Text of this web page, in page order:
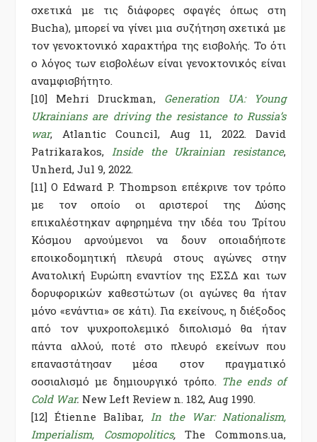
σχετικά με τις διάφορες σφαγές όπως στη
Bucha), μπορεί να γίνει μια συζήτηση σχετικά με
τον γενοκτονικό χαρακτήρα της εισβολής. Το ότι
ο λόγος των εισβολέων είναι γενοκτονικός είναι
αναμφισβήτητο.
[10] Mehri Druckman, Generation UA: Young
Ukrainians are driving the resistance to Russia’s
war, Atlantic Council, Aug 11, 2022. David
Patrikarakos,
Inside the Ukrainian resistance,
Unherd, Jul 9, 2022.
[11] Ο Edward P. Thompson επέκρινε τον τρόπο
με τον οποίο οι αριστεροί της Δύσης
επικαλέστηκαν αφηρημένα την ιδέα του Τρίτου
Κόσμου αρνούμενοι να δουν οποιαδήποτε
εποικοδομητική πλευρά στους αγώνες στην
Ανατολική Ευρώπη εναντίον της ΕΣΣΔ και των
δορυφορικών καθεστώτων (οι αγώνες θα ήταν
μόνο «ενάντια» σε κάτι). Για εκείνους, η διέξοδος
από τον ψυχροπολεμικό διπολισμό θα ήταν
πάντα αλλού, ποτέ στο πλευρό εκείνων που
επαναστάτησαν μέσα στον πραγματικό
σοσιαλισμό με δημιουργικό τρόπο. The ends of
Cold War. New Left Review n. 182, Aug 1990.
[12] Étienne Balibar, In the War: Nationalism,
Imperialism, Cosmopolitics,
The Commons.ua,